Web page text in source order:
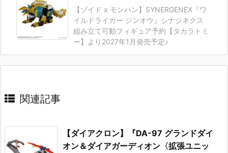
【ゾイド x モンハン】SYNERGENEX『ワ
イルドライガー ジンオウ』シナジネクス
組み立て可動フィギュア予約【タカラトミ
ー】より2027年1月発売予定♪
関連記事
【ダイアクロン】『DA-97 グランドダイ
オン＆ダイアガーディオン〈拡張ユニッ